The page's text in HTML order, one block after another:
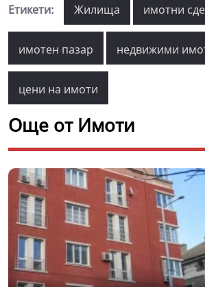
Етикети: Жилища имотни
имотен пазар недвижими
цени на имоти
Още от Имоти